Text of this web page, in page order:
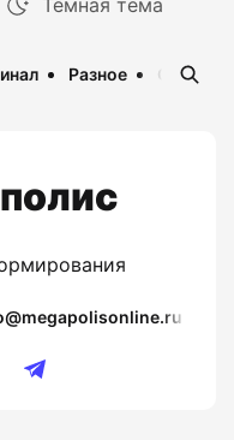
Разное